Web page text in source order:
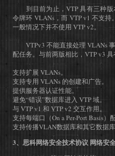
到目前为止，VTP 具有三种版
令牌环 VLANs，而 VTP v1 不支
一般情况下并不使用 VTP v2。
VTPv3 不能直接处理 VLANs 事
配任务。与前两版相比，VTP v3 具
支持扩展 VLANs。
支持专用 VLANs 的创建和广告。
提供服务器认证性能。
避免“错误”数据库进入 VTP 域。
与 VTP v1 和 VTP v2 交互作用。
支持每端口（On a Per-Port Basis）配
支持传播VLAN数据库和其它数据库
3、思科网络安全技术协议 网络安